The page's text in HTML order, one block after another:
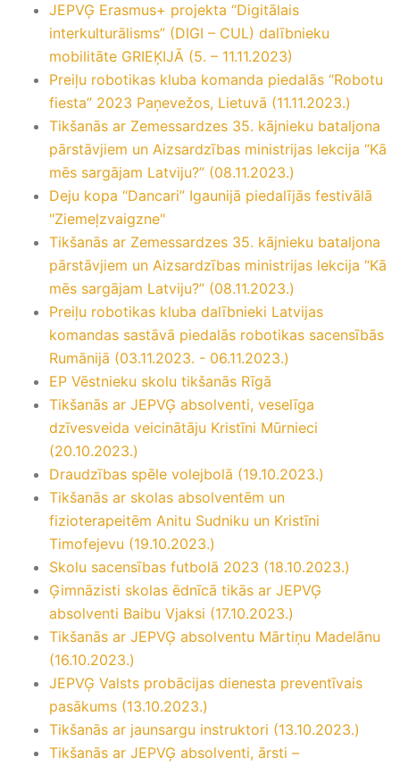
JEPVĢ Erasmus+ projekta “Digitālais
interkulturālisms” (DIGI – CUL) dalībnieku
mobilitāte GRIEĶIJĀ (5. – 11.11.2023)
Preiļu robotikas kluba komanda piedalās “Robotu
fiesta” 2023 Paņevežos, Lietuvā (11.11.2023.)
Tikšanās ar Zemessardzes 35. kājnieku bataljona
pārstāvjiem un Aizsardzības ministrijas lekcija “Kā
mēs sargājam Latviju?” (08.11.2023.)
Deju kopa “Dancari” Igaunijā piedalījās festivālā
"Ziemeļzvaigzne"
Tikšanās ar Zemessardzes 35. kājnieku bataljona
pārstāvjiem un Aizsardzības ministrijas lekcija “Kā
mēs sargājam Latviju?” (08.11.2023.)
Preiļu robotikas kluba dalībnieki Latvijas
komandas sastāvā piedalās robotikas sacensībās
Rumānijā (03.11.2023. - 06.11.2023.)
EP Vēstnieku skolu tikšanās Rīgā
Tikšanās ar JEPVĢ absolventi, veselīga
dzīvesveida veicinātāju Kristīni Mūrnieci
(20.10.2023.)
Draudzības spēle volejbolā (19.10.2023.)
Tikšanās ar skolas absolventēm un
fizioterapeitēm Anitu Sudniku un Kristīni
Timofejevu (19.10.2023.)
Skolu sacensības futbolā 2023 (18.10.2023.)
Ģimnāzisti skolas ēdnīcā tikās ar JEPVĢ
absolventi Baibu Vjaksi (17.10.2023.)
Tikšanās ar JEPVĢ absolventu Mārtiņu Madelānu
(16.10.2023.)
JEPVĢ Valsts probācijas dienesta preventīvais
pasākums (13.10.2023.)
Tikšanās ar jaunsargu instruktori (13.10.2023.)
Tikšanās ar JEPVĢ absolventi, ārsti –